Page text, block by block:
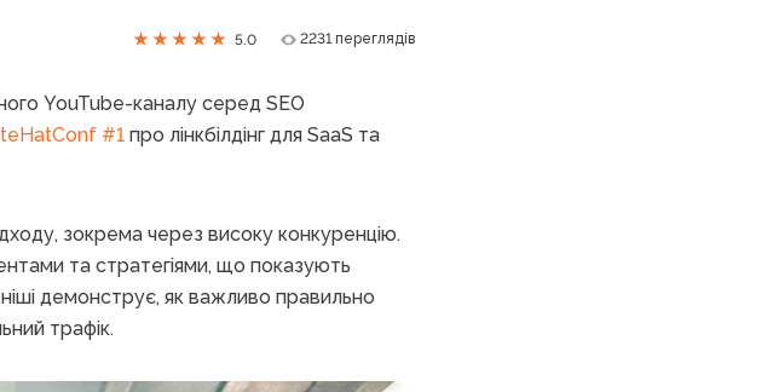
5.0 2231 переглядів
YouTube-каналу серед SEO
#1 про лінкбілдінг для SaaS та
зокрема через високу конкуренцію.
та стратегіями, що показують
демонструє, як важливо правильно
трафік.